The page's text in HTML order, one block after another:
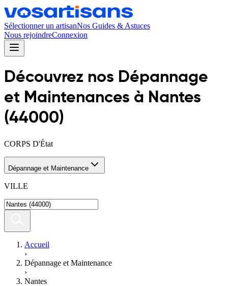
Sélectionner un artisanNos Guides & Astuces
Nous rejoindreConnexion
Découvrez nos Dépannage
et Maintenances à Nantes
(44000)
CORPS D'État
Dépannage et Maintenance
VILLE
Accueil
›
Dépannage et Maintenance
›
Nantes